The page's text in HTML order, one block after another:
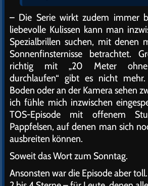
– Die Serie wirkt zudem immer
liebevolle Kulissen kann man
Spezialbrillen suchen, mit denen
Sonnenfinsternisse betrachtet.
richtig mit „20 Meter ohne
durchlaufen“ gibt es nicht
Boden oder an der Kamera sehen
ich fühle mich inzwischen
TOS-Episode mit offenem
Pappfelsen, auf denen man sich
ausbreiten können.
Soweit das Wort zum Sonntag.
Ansonsten war die Episode aber toll.